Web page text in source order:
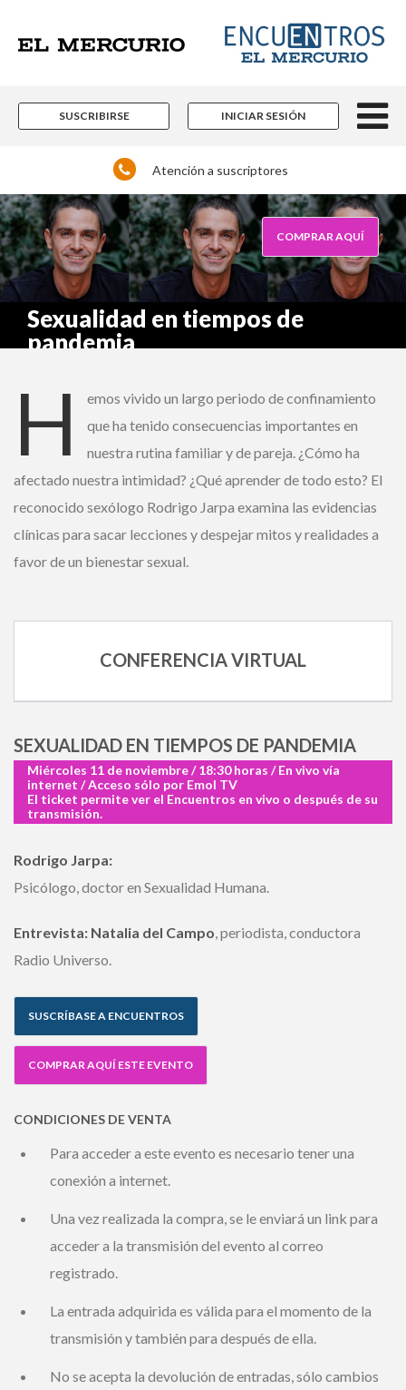
SUSCRIBIRSE INICIAR SESIÓN
Atención a suscriptores
COMPRAR AQUÍ
Sexualidad en tiempos de
pandemia
H
emos vivido un largo periodo de confinamiento
que ha tenido consecuencias importantes en
nuestra rutina familiar y de pareja. ¿Cómo ha
afectado nuestra intimidad? ¿Qué aprender de todo esto?
El reconocido sexólogo Rodrigo Jarpa examina las
evidencias clínicas para sacar lecciones y despejar mitos y
realidades a favor de un bienestar sexual.
CONFERENCIA VIRTUAL
SEXUALIDAD EN TIEMPOS DE PANDEMIA
Miércoles 11 de noviembre / 18:30 horas / En vivo vía
internet / Acceso sólo por Emol TV
El ticket permite ver el Encuentros en vivo o después de
su transmisión.
Rodrigo Jarpa:
Psicólogo, doctor en Sexualidad Humana.
Entrevista: Natalia del Campo , periodista, conductora
Radio Universo.
SUSCRÍBASE A ENCUENTROS
COMPRAR AQUÍ ESTE EVENTO
CONDICIONES DE VENTA
Para acceder a este evento es necesario tener una
conexión a internet.
Una vez realizada la compra, se le enviará un link para
acceder a la transmisión del evento al correo
registrado.
La entrada adquirida es válida para el momento de la
transmisión y también para después de ella.
No se acepta la devolución de entradas, sólo cambios
Suscríbase y continúe
×
hacer nacional e internacional que están
marcando pauta en las más diversas áreas
del conocimiento.
Contenidos editoriales, periodísticos y
culturales en múltiples disciplinas.
Si ya es suscriptor de Encuentros El Mercurio:
Ingrese acá
¿Olvidó su contraseña?
Encuentros El Mercurio ?
Suscríbase
¿Alguna duda o consulta?
Llámenos al+562 27536300ó escríbanos a
soportedigital@mercurio.cl